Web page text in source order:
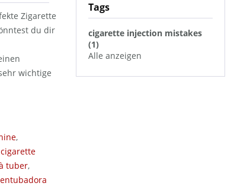
Tags
cigarette injection mistakes
(1)
Alle anzeigen
Zigarette
du dir
wichtige
,
tuber,
entubadora